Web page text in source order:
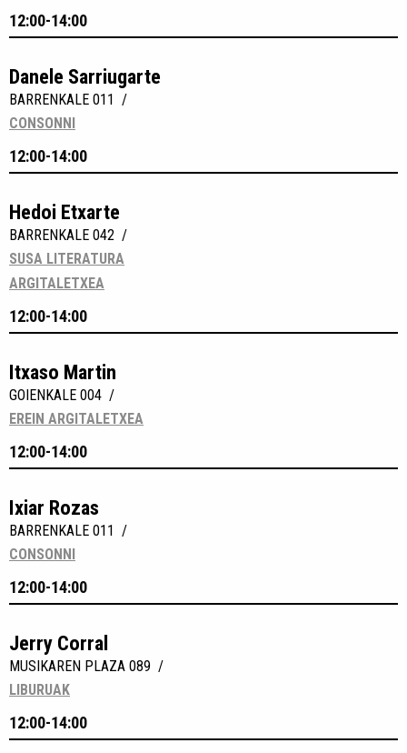
12:00-14:00
Danele Sarriugarte
BARRENKALE 011 /
CONSONNI
12:00-14:00
Hedoi Etxarte
BARRENKALE 042 /
SUSA LITERATURA
ARGITALETXEA
12:00-14:00
Itxaso Martin
GOIENKALE 004 /
EREIN ARGITALETXEA
12:00-14:00
Ixiar Rozas
BARRENKALE 011 /
CONSONNI
12:00-14:00
Jerry Corral
MUSIKAREN PLAZA 089 /
LIBURUAK
12:00-14:00